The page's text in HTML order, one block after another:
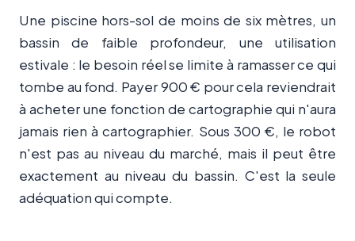
Une piscine hors-sol de moins de six mètres, un
bassin de faible profondeur, une utilisation
estivale : le besoin réel se limite à ramasser ce qui
tombe au fond. Payer 900 € pour cela reviendrait
à acheter une fonction de cartographie qui n'aura
jamais rien à cartographier. Sous 300 €, le robot
n'est pas au niveau du marché, mais il peut être
exactement au niveau du bassin. C'est la seule
adéquation qui compte.